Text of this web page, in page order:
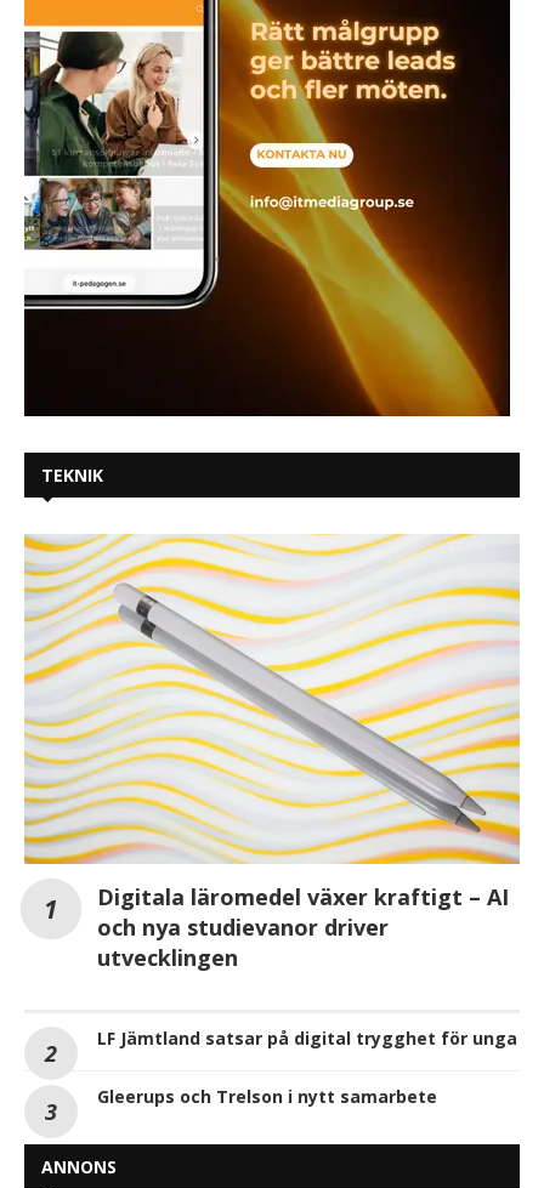
TEKNIK
Digitala läromedel växer kraftigt – AI
och nya studievanor driver
utvecklingen
LF Jämtland satsar på digital trygghet för unga
Gleerups och Trelson i nytt samarbete
ANNONS